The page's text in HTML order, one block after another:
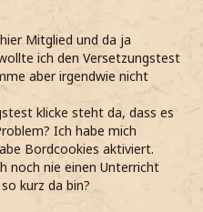
Mitglied und da ja
ich den Versetzungstest
aber irgendwie nicht
klicke steht da, dass es
Ich habe mich
Bordcookies aktiviert.
noch nie einen Unterricht
kurz da bin?